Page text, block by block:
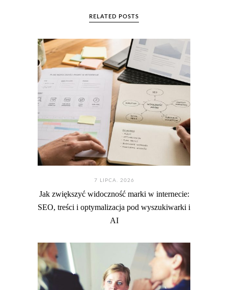
RELATED POSTS
7 LIPCA. 2026
Jak zwiększyć widoczność marki w internecie:
SEO, treści i optymalizacja pod wyszukiwarki i
AI